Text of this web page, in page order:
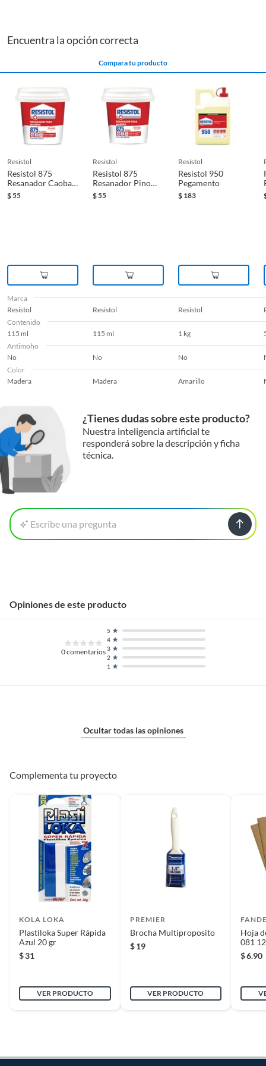
Encuentra la opción correcta
Compara tu producto
resistol
Resistol 875
Resanador Caoba
115 Ml
$55
resistol
Resistol 875
Resanador Pino
115 Ml
$55
resistol
Resistol 950
Pegamento
$ 183
Marca
Resistol
Resistol Resistol
Contenido
115 ml
115 ml 1 kg
Antimoho
No
No No
Color
Madera
Madera Amarillo
¿Tienes dudas sobre este producto?
Nuestra inteligencia artificial te
responderá sobre la descripción y ficha
técnica.
Escribe una pregunta
Opiniones de este producto
0comentarios
1
2
3
4
5
Ocultar todas las opiniones
Complementa tu proyecto
KOLA LOKA
Plastiloka Super Rápida
Azul 20 gr
$31
VER PRODUCTO
PREMIER
Brocha Multiproposito
$ 19
VER PRODUCTO
Hoja
081
$6.90